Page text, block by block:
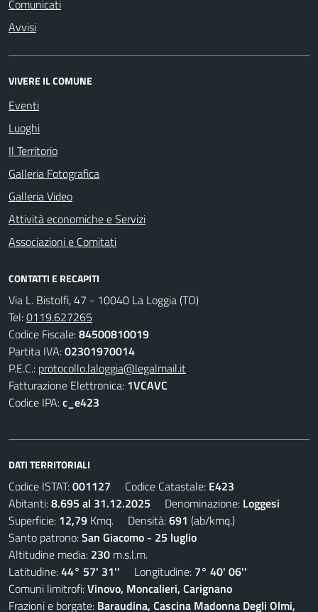
Comunicati
Avvisi
VIVERE IL COMUNE
Eventi
Luoghi
Il Territorio
Galleria Fotografica
Galleria Video
Attività economiche e Servizi
Associazioni e Comitati
CONTATTI E RECAPITI
Via L. Bistolfi, 47 - 10040 La Loggia (TO)
Tel:0119.627265
Codice Fiscale:84500810019
Partita IVA:02301970014
P.E.C.: protocollo.laloggia@legalmail.it
Fatturazione Elettronica: 1VCAVC
Codice IPA:c_e423
DATI TERRITORIALI
Codice ISTAT:001127 Codice Catastale: E423
Abitanti:8.695 al 31.12.2025 Denominazione: Loggesi
Superficie: 12,79 Kmq. Densità:691 (ab/kmq.)
Santo patrono:San Giacomo - 25 luglio
Altitudine media: 230 m.s.l.m.
Latitudine:44° 57' 31'' Longitudine: 7° 40' 06''
Comuni limitrofi:Vinovo, Moncalieri, Carignano
Frazioni e borgate: Baraudina, Cascina Madonna Degli Olmi,